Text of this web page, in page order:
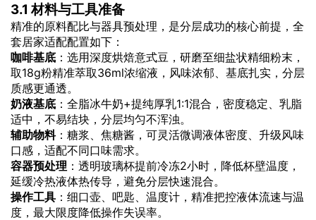
3.1 材料与工具准备
精准的原料配比与器具预处理，是分层成功的核心前提，全
套居家适配配置如下：
咖啡基底 ：选用深度烘焙意式豆，研磨至细盐状精细粉末，
取18g粉精准萃取36ml浓缩液，风味浓郁、基底扎实，分层
质感更通透。
奶液基底 ：全脂冰牛奶+提纯厚乳1:1混合，密度稳定、乳脂
适中，不易结块，分层均匀不浑浊。
辅助物料：糖浆、焦糖酱，可灵活微调液体密度、升级风味
口感，适配不同口味需求。
容器预处理 ：透明玻璃杯提前冷冻2小时，降低杯壁温度，
延缓冷热液体热传导，避免分层快速混合。
操作工具 ：细口壶、吧匙、温度计，精准把控液体流速与温
度，最大限度降低操作失误率。